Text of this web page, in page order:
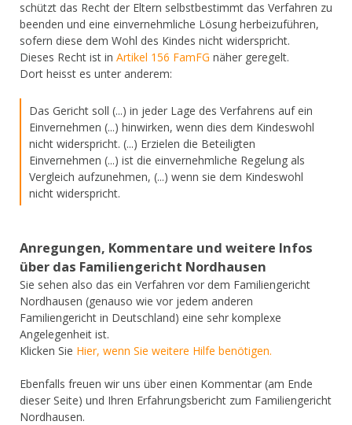
schützt das Recht der Eltern selbstbestimmt das Verfahren zu
beenden und eine einvernehmliche Lösung herbeizuführen,
sofern diese dem Wohl des Kindes nicht widerspricht.
Dieses Recht ist in Artikel 156 FamFG näher geregelt.
Dort heisst es unter anderem:
Das Gericht soll (...) in jeder Lage des Verfahrens auf ein
Einvernehmen (...) hinwirken, wenn dies dem Kindeswohl
nicht widerspricht. (...) Erzielen die Beteiligten
Einvernehmen (...) ist die einvernehmliche Regelung als
Vergleich aufzunehmen, (...) wenn sie dem Kindeswohl
nicht widerspricht.
Anregungen, Kommentare und weitere Infos
über das Familiengericht Nordhausen
Sie sehen also das ein Verfahren vor dem Familiengericht
Nordhausen (genauso wie vor jedem anderen
Familiengericht in Deutschland) eine sehr komplexe
Angelegenheit ist.
Klicken Sie Hier, wenn Sie weitere Hilfe benötigen.
Ebenfalls freuen wir uns über einen Kommentar (am Ende
dieser Seite) und Ihren Erfahrungsbericht zum Familiengericht
Nordhausen.